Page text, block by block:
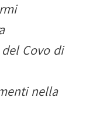
Covo di
nella